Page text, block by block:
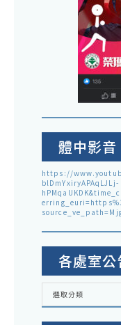
體中影音
https://
blDmYxiryAPAqLJLj-
各處室公
各
室
選取分類